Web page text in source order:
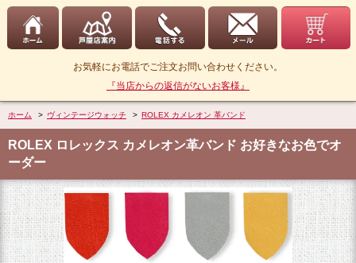
お気軽にお電話でご注文お問い合わせください。
『当店からの返信がないお客様』
ホーム > ヴィンテージウォッチ > ROLEX カメレオン 革バンド
ROLEX ロレックス カメレオン革バンド お好きなお色でオ
ーダー